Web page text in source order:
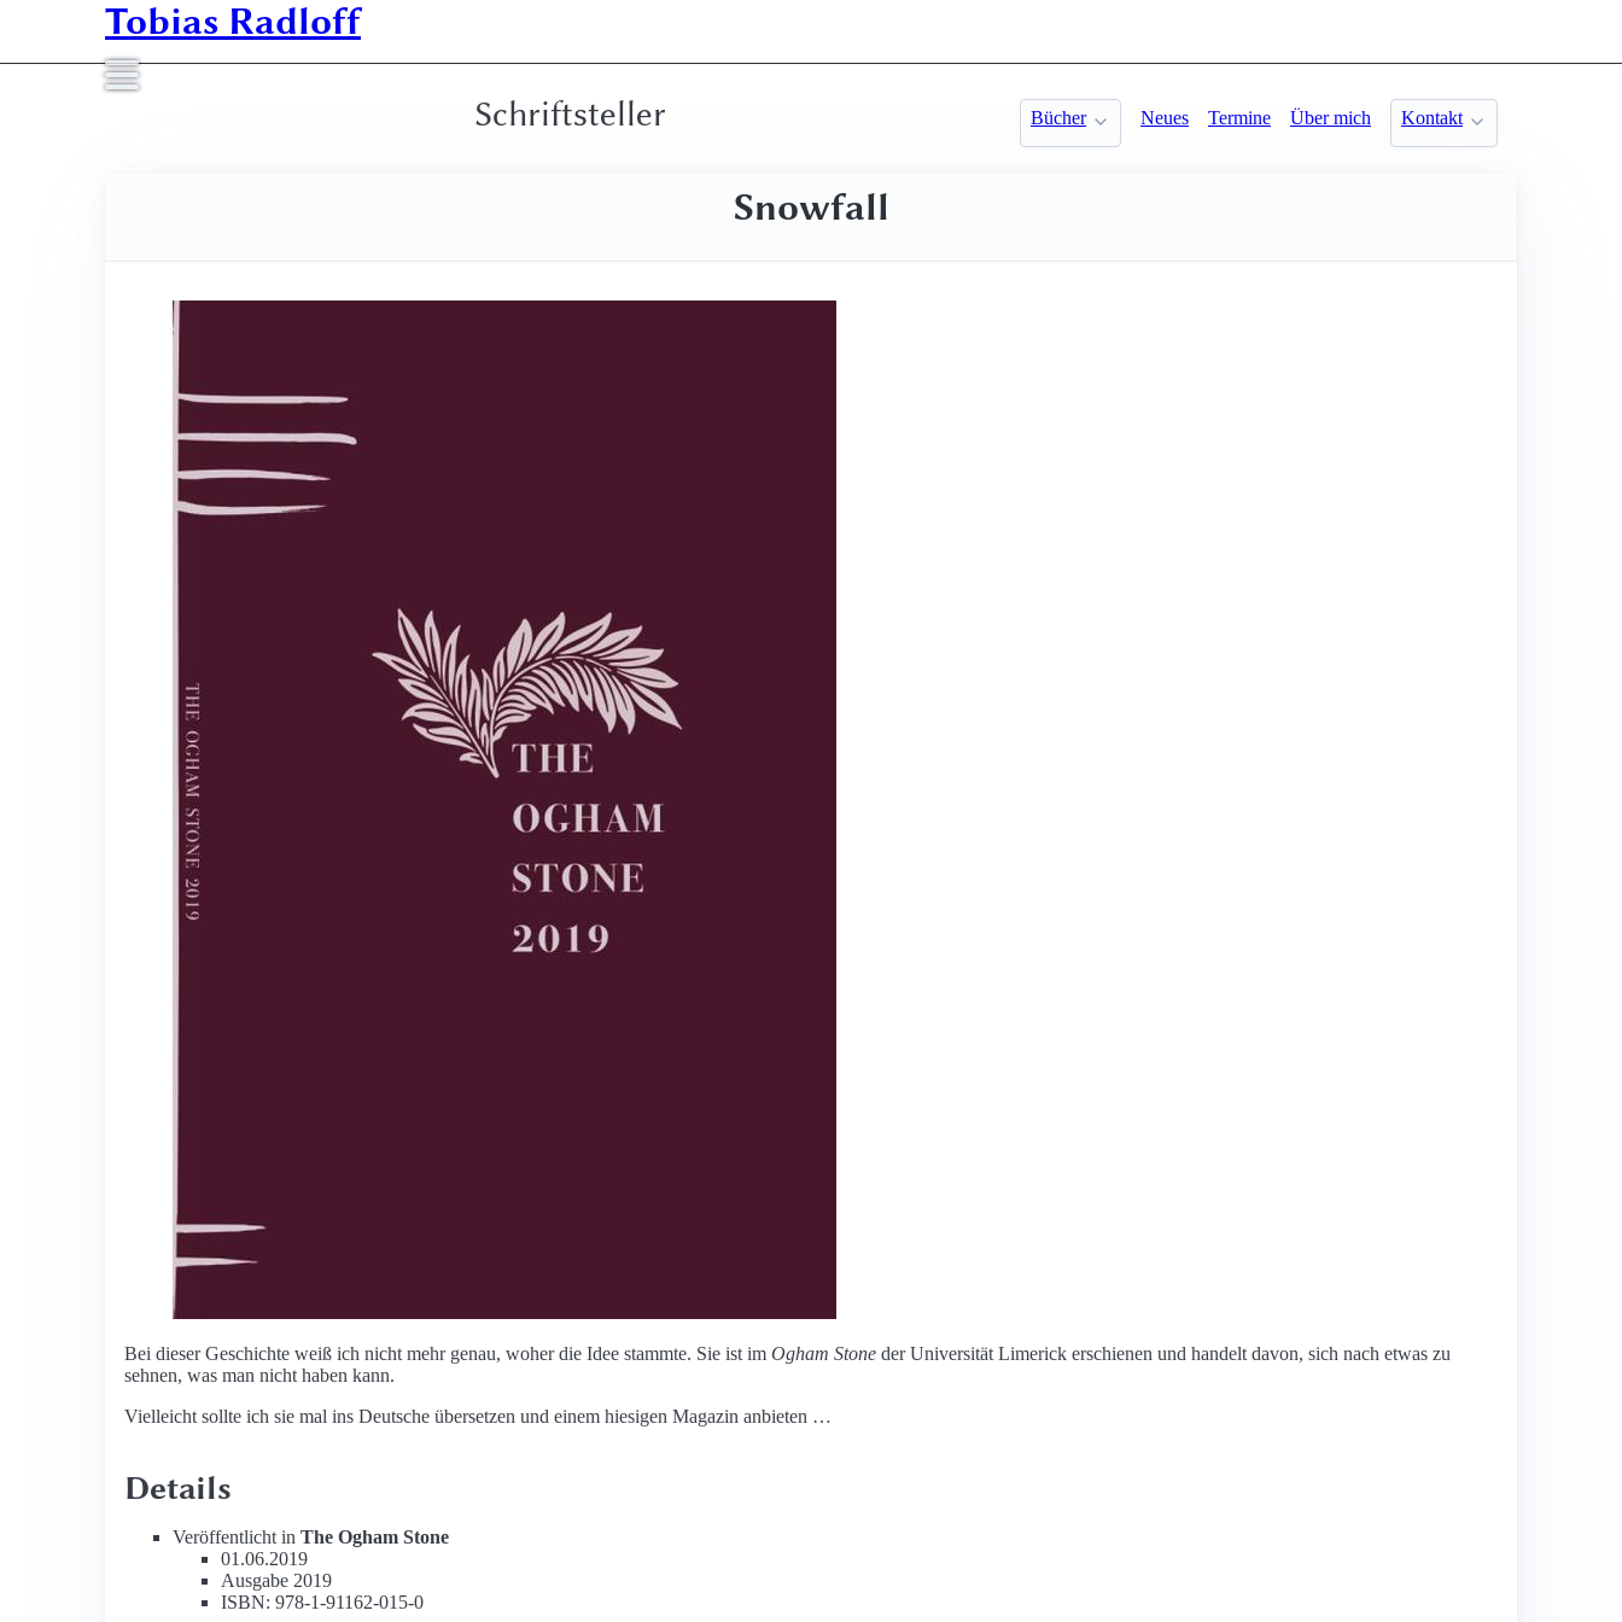
Tobias Radloff
Schriftsteller Bücher Neues Termine Über mich Kontakt
Snowfall
Bei dieser Geschichte weiß ich nicht mehr genau, woher die Idee stammte. Sie ist im Ogham Stone der Universität Limerick erschienen und handelt davon, sich nach etwas zu
sehnen, was man nicht haben kann.
Vielleicht sollte ich sie mal ins Deutsche übersetzen und einem hiesigen Magazin anbieten …
Details
Veröffentlicht in The Ogham Stone
01.06.2019
Ausgabe 2019
ISBN: 978-1-91162-015-0